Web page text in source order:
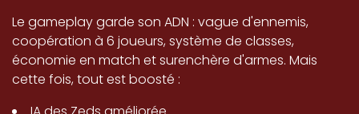
Le gameplay garde son ADN : vague d'ennemis,
coopération à 6 joueurs, système de classes,
économie en match et surenchère d'armes. Mais
cette fois, tout est boosté :